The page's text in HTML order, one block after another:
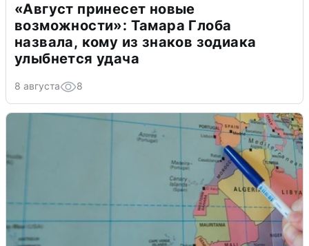
«Август принесет новые
возможности»: Тамара Глоба
назвала, кому из знаков зодиака
улыбнется удача
8 августа 8